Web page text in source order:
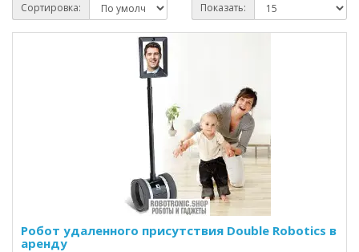
Сортировка: Показать:
Робот удаленного присутствия Double Robotics в
аренду